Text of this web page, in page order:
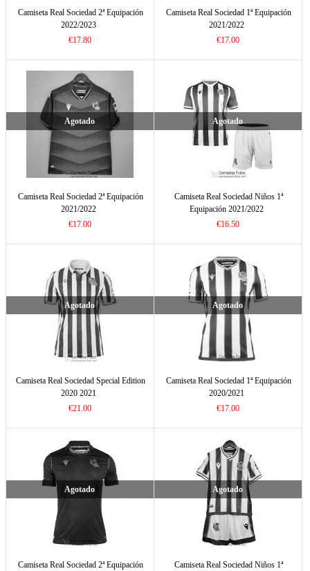
Camiseta Real Sociedad 2ª Equipación
2022/2023
€17.80
Camiseta Real Sociedad 1ª Equipación
2021/2022
€17.00
Agotado
Camiseta Real Sociedad 2ª Equipación
2021/2022
€17.00
Agotado
Camiseta Real Sociedad Niños 1ª
Equipación 2021/2022
€16.50
Agotado
Camiseta Real Sociedad Special Edition
2020 2021
€21.00
Agotado
Camiseta Real Sociedad 1ª Equipación
2020/2021
€17.00
Agotado
Camiseta Real Sociedad 2ª Equipación
Agotado
Camiseta Real Sociedad Niños 1ª